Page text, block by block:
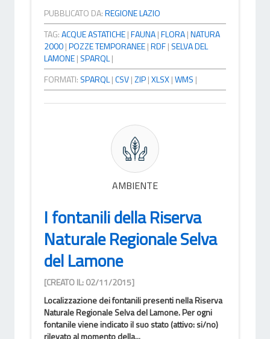
PUBBLICATO DA:REGIONE LAZIO
TAG:ACQUE ASTATICHE|FAUNA|FLORA|NATURA
2000|POZZE TEMPORANEE|RDF| SELVA DEL
LAMONE| SPARQL|
FORMATI: SPARQL|CSV|ZIP|XLSX|WMS |
AMBIENTE
I fontanili della Riserva
Naturale Regionale Selva
del Lamone
[CREATO IL: 02/11/2015]
Localizzazione dei fontanili presenti nella Riserva
Naturale Regionale Selva del Lamone. Per ogni
fontanile viene indicato il suo stato (attivo: si/no)
rilevato al momento della...